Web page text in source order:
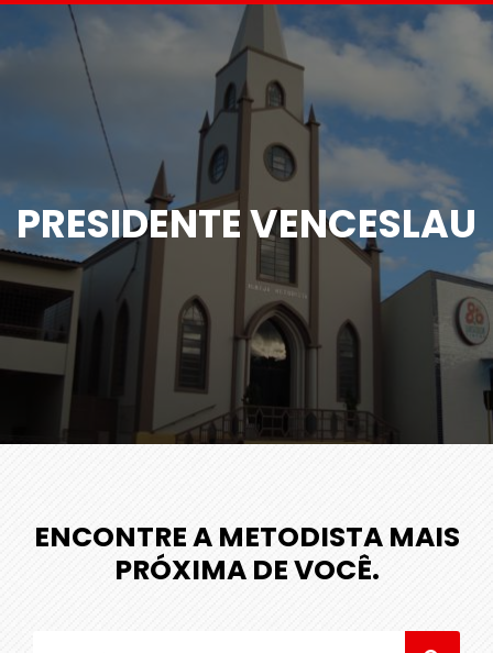
PRESIDENTE VENCESLAU
ENCONTRE A METODISTA MAIS
PRÓXIMA DE VOCÊ.